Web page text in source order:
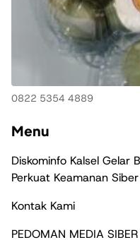
0822 5354 4889
Menu
Diskominfo Kalsel Gelar
Perkuat Keamanan
Kontak Kami
PEDOMAN MEDIA SIBER